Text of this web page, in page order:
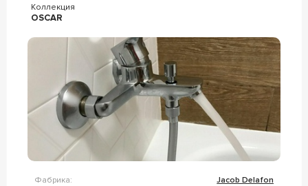
Коллекция
OSCAR
Фабрика:
Jacob Delafon